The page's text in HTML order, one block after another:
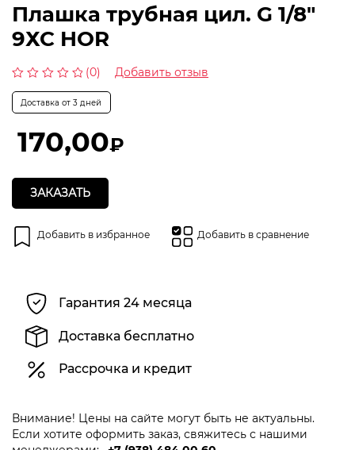
Плашка трубная цил. G 1/8″
9ХС HOR
из
(0) Добавить отзыв
Доставка от 3 дней
170,00₽
ЗАКАЗАТЬ
Добавить в избранное Добавить в сравнение
Гарантия 24 месяца
Доставка бесплатно
Рассрочка и кредит
Внимание! Цены на сайте могут быть не актуальны.
Если хотите оформить заказ, свяжитесь с нашими